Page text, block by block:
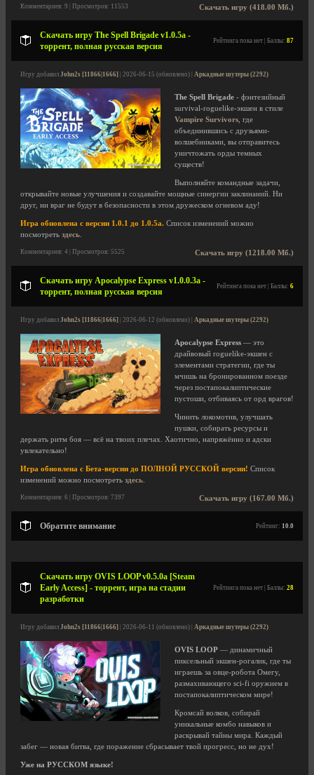
Скачать игру (418.00 Мб.)
Комментариев: 9 | Просмотров: 11553
Скачать игру The Spell Brigade v1.0.5a -
торрент, полная русская версия
Рейтинга пока нет | Баллы: 87
Игру добавил John2s [11866|1666] | 2026-06-15 (обновлено) | Аркадные шутеры (2292)
The Spell Brigade - фэнтезийный
survival-roguelike-экшен в стиле
Vampire Survivors , где
объединившись с друзьями-
волшебниками, вы отправитесь
уничтожать орды темных
существ!
Выполняйте командные задачи,
открывайте новые улучшения и создавайте мощные синергии заклинаний. Ни
друг, ни враг не будут в безопасности в этом дружеском огневом аду!
Игра обновлена с версии 1.0.1 до 1.0.5a. Список изменений можно
посмотреть здесь
Скачать игру (1218.00 Мб.)
Комментариев: 4 | Просмотров: 5525
Скачать игру Apocalypse Express v1.0.0.3a -
торрент, полная русская версия
Рейтинга пока нет | Баллы: 6
Игру добавил John2s [11866|1666] | 2026-06-12 (обновлено) | Аркадные шутеры (2292)
Apocalypse Express — это
драйвовый roguelike-экшен с
элементами стратегии, где ты
мчишь на бронированном поезде
через постапокалиптические
пустоши, отбиваясь от орд врагов!
Чинить локомотив, улучшать
пушки, собирать ресурсы и
держать ритм боя — всё на твоих плечах. Хаотично, напряжённо и адски
увлекательно!
Игра обновлена с Бета-версии до ПОЛНОЙ РУССКОЙ версии! Список
изменений можно посмотреть здесь
Скачать игру (167.00 Мб.)
Комментариев: 6 | Просмотров: 7397
Обратите внимание Рейтинг: 10.0
Скачать игру OVIS LOOP v0.5.0a [Steam
Early Access] - торрент, игра на стадии
разработки
Рейтинга пока нет | Баллы: 28
Игру добавил John2s [11866|1666] | 2026-06-11 (обновлено) | Аркадные шутеры (2292)
OVIS LOOP — динамичный
пиксельный экшен-рогалик, где ты
играешь за овце-робота Омегу,
размахивающего sci-fi оружием в
постапокалиптическом мире!
Кромсай волков, собирай
уникальные комбо навыков и
раскрывай тайны мира. Каждый
забег — новая битва, где поражение сбрасывает твой прогресс, но не дух!
Уже на РУССКОМ языке!